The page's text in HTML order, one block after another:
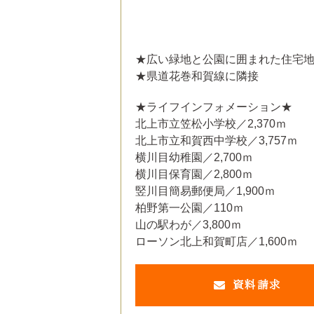
★広い緑地と公園に囲まれた住宅地
★県道花巻和賀線に隣接
★ライフインフォメーション★
北上市立笠松小学校／2,370ｍ
北上市立和賀西中学校／3,757ｍ
横川目幼稚園／2,700ｍ
横川目保育園／2,800ｍ
竪川目簡易郵便局／1,900ｍ
柏野第一公園／110ｍ
山の駅わが／3,800ｍ
ローソン北上和賀町店／1,600ｍ
資料請求